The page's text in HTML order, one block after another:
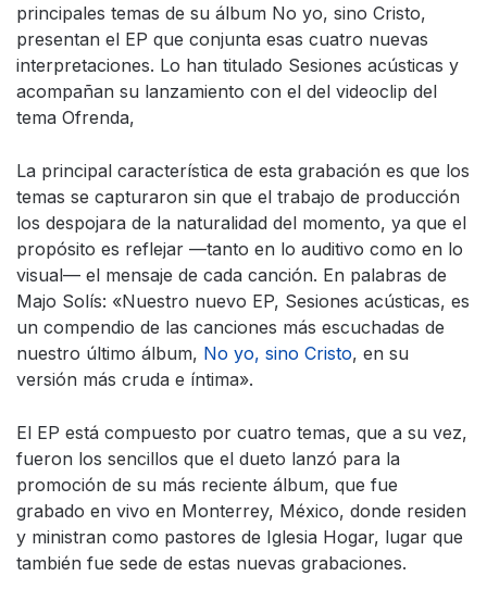
principales temas de su álbum No yo, sino Cristo,
presentan el EP que conjunta esas cuatro nuevas
interpretaciones. Lo han titulado Sesiones acústicas y
acompañan su lanzamiento con el del videoclip del
tema Ofrenda,
La principal característica de esta grabación es que los
temas se capturaron sin que el trabajo de producción
los despojara de la naturalidad del momento, ya que el
propósito es reflejar —tanto en lo auditivo como en lo
visual— el mensaje de cada canción. En palabras de
Majo Solís: «Nuestro nuevo EP, Sesiones acústicas, es
un compendio de las canciones más escuchadas de
nuestro último álbum, No yo, sino Cristo, en su
versión más cruda e íntima».
El EP está compuesto por cuatro temas, que a su vez,
fueron los sencillos que el dueto lanzó para la
promoción de su más reciente álbum, que fue
grabado en vivo en Monterrey, México, donde residen
y ministran como pastores de Iglesia Hogar, lugar que
también fue sede de estas nuevas grabaciones.